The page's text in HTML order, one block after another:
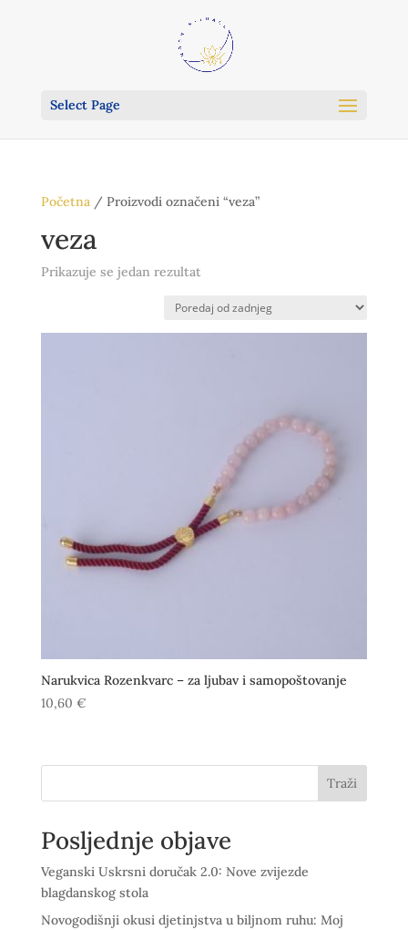
Select Page
Početna/ Proizvodi označeni “veza”
veza
Prikazuje se jedan rezultat
Narukvica Rozenkvarc – za ljubav i samopoštovanje
10,60 €
Traži
Posljednje objave
Veganski Uskrsni doručak 2.0: Nove zvijezde
blagdanskog stola
Novogodišnji okusi djetinjstva u biljnom ruhu: Moj